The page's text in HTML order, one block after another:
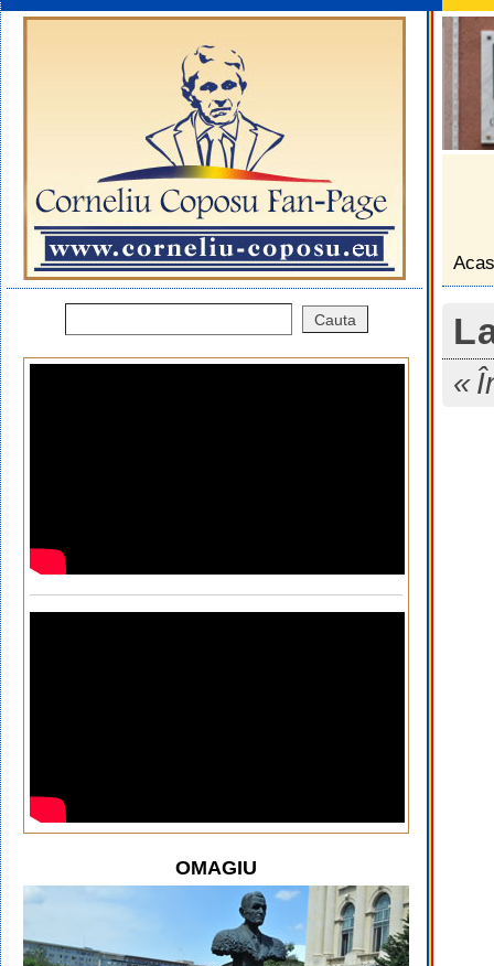
OMAGIU